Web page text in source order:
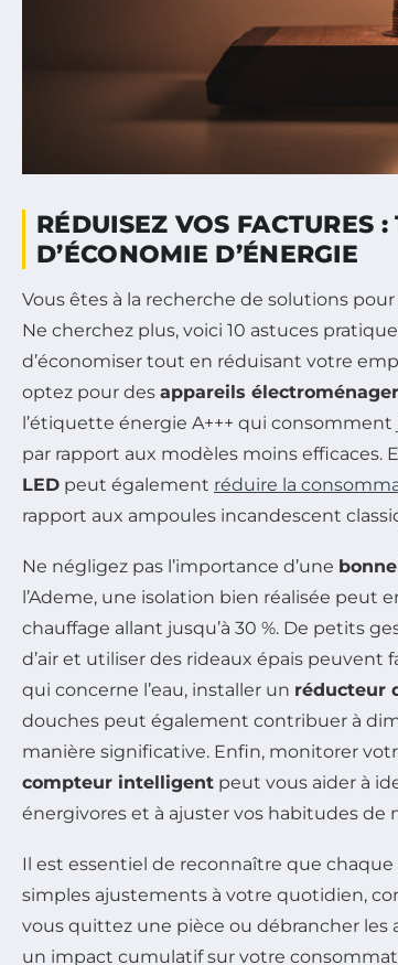
RÉDUISEZ VOS FACTURES :
D’ÉCONOMIE D’ÉNERGIE
Vous êtes à la recherche de solutions
Ne cherchez plus, voici 10 astuces
d’économiser tout en réduisant votre
optez pour des appareils
l’étiquette énergie A+++ qui consomment
par rapport aux modèles moins efficaces.
LED peut également réduire la
rapport aux ampoules incandescent
Ne négligez pas l’importance d’une
l’Ademe, une isolation bien réalisée peut
chauffage allant jusqu’à 30 %. De petits
d’air et utiliser des rideaux épais peuvent
qui concerne l’eau, installer un réducteur
douches peut également contribuer à
manière significative. Enfin, monitorer
compteur intelligent peut vous aider à
énergivores et à ajuster vos habitudes de
Il est essentiel de reconnaître que
simples ajustements à votre quotidien,
vous quittez une pièce ou débrancher les
un impact cumulatif sur votre